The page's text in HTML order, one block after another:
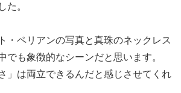
た。
・ペリアンの写真と真珠のネックレス
でも象徴的なシーンだと思います。
」は両立できるんだと感じさせてくれ